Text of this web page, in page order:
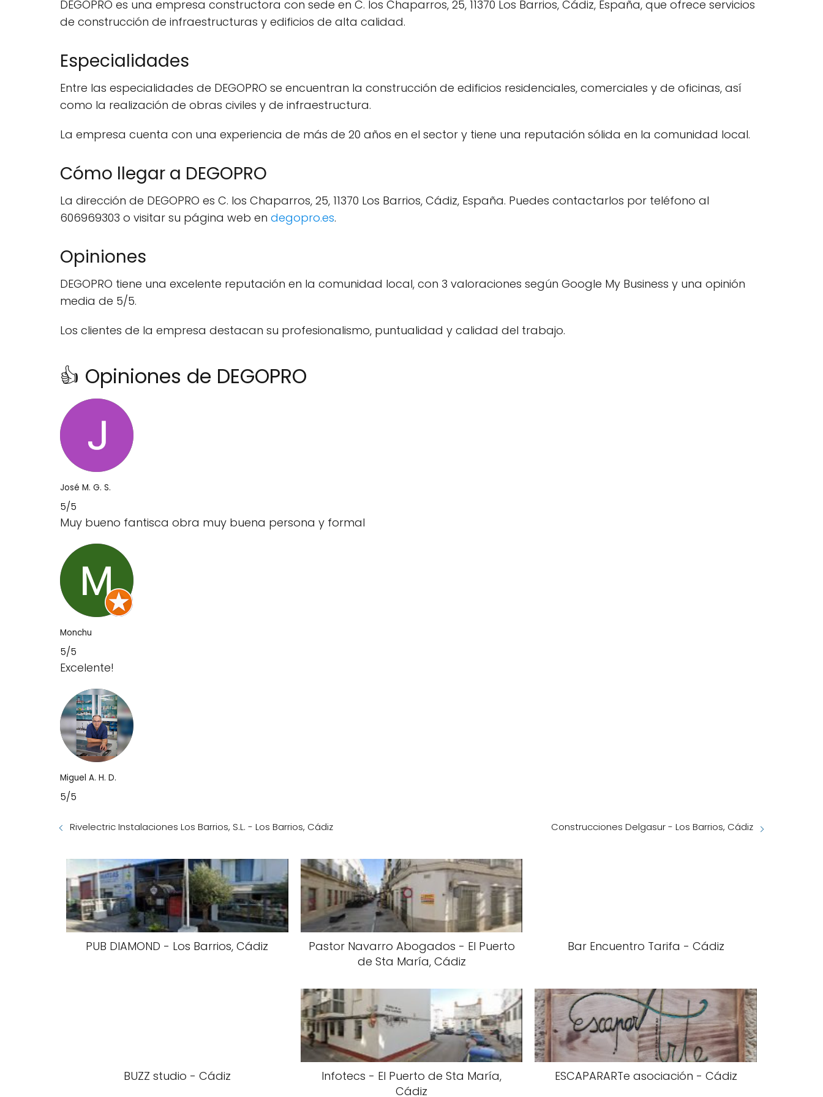
DEGOPRO es una empresa constructora con sede en C. los Chaparros, 25, 11370 Los Barrios, Cádiz, España, que ofrece servicios
de construcción de infraestructuras y edificios de alta calidad.
Especialidades
Entre las especialidades de DEGOPRO se encuentran la construcción de edificios residenciales, comerciales y de oficinas, así
como la realización de obras civiles y de infraestructura.
La empresa cuenta con una experiencia de más de 20 años en el sector y tiene una reputación sólida en la comunidad local.
Cómo llegar a DEGOPRO
La dirección de DEGOPRO es C. los Chaparros, 25, 11370 Los Barrios, Cádiz, España. Puedes contactarlos por teléfono al
606969303 o visitar su página web en degopro.es.
Opiniones
DEGOPRO tiene una excelente reputación en la comunidad local, con 3 valoraciones según Google My Business y una opinión
media de 5/5.
Los clientes de la empresa destacan su profesionalismo, puntualidad y calidad del trabajo.
👍 Opiniones de DEGOPRO
José M. G. S.
5/5
Muy bueno fantisca obra muy buena persona y formal
Monchu
5/5
Excelente!
Miguel A. H. D.
5/5
Rivelectric Instalaciones Los Barrios, S.L. - Los Barrios, Cádiz Construcciones Delgasur - Los Barrios, Cádiz
PUB DIAMOND - Los Barrios, Cádiz
Pastor Navarro Abogados - El Puerto
de Sta María, Cádiz
Bar Encuentro Tarifa - Cádiz
BUZZ studio - Cádiz
Infotecs - El Puerto de Sta María,
Cádiz
ESCAPARARTe asociación - Cádiz